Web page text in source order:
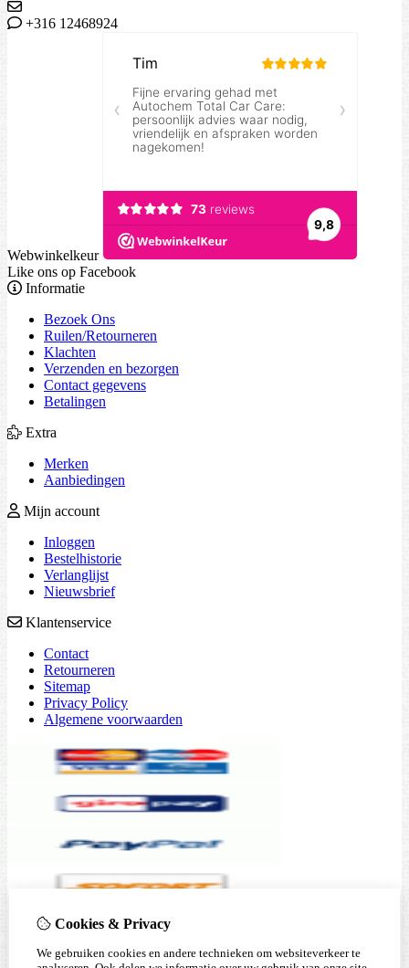
+316 12468924
Webwinkelkeur
Like ons op Facebook
Informatie
Bezoek Ons
Ruilen/Retourneren
Klachten
Verzenden en bezorgen
Contact gegevens
Betalingen
Extra
Merken
Aanbiedingen
Mijn account
Inloggen
Bestelhistorie
Verlanglijst
Nieuwsbrief
Klantenservice
Contact
Retourneren
Sitemap
Privacy Policy
Algemene voorwaarden
Cookies & Privacy
We gebruiken cookies en andere technieken om websiteverkeer te